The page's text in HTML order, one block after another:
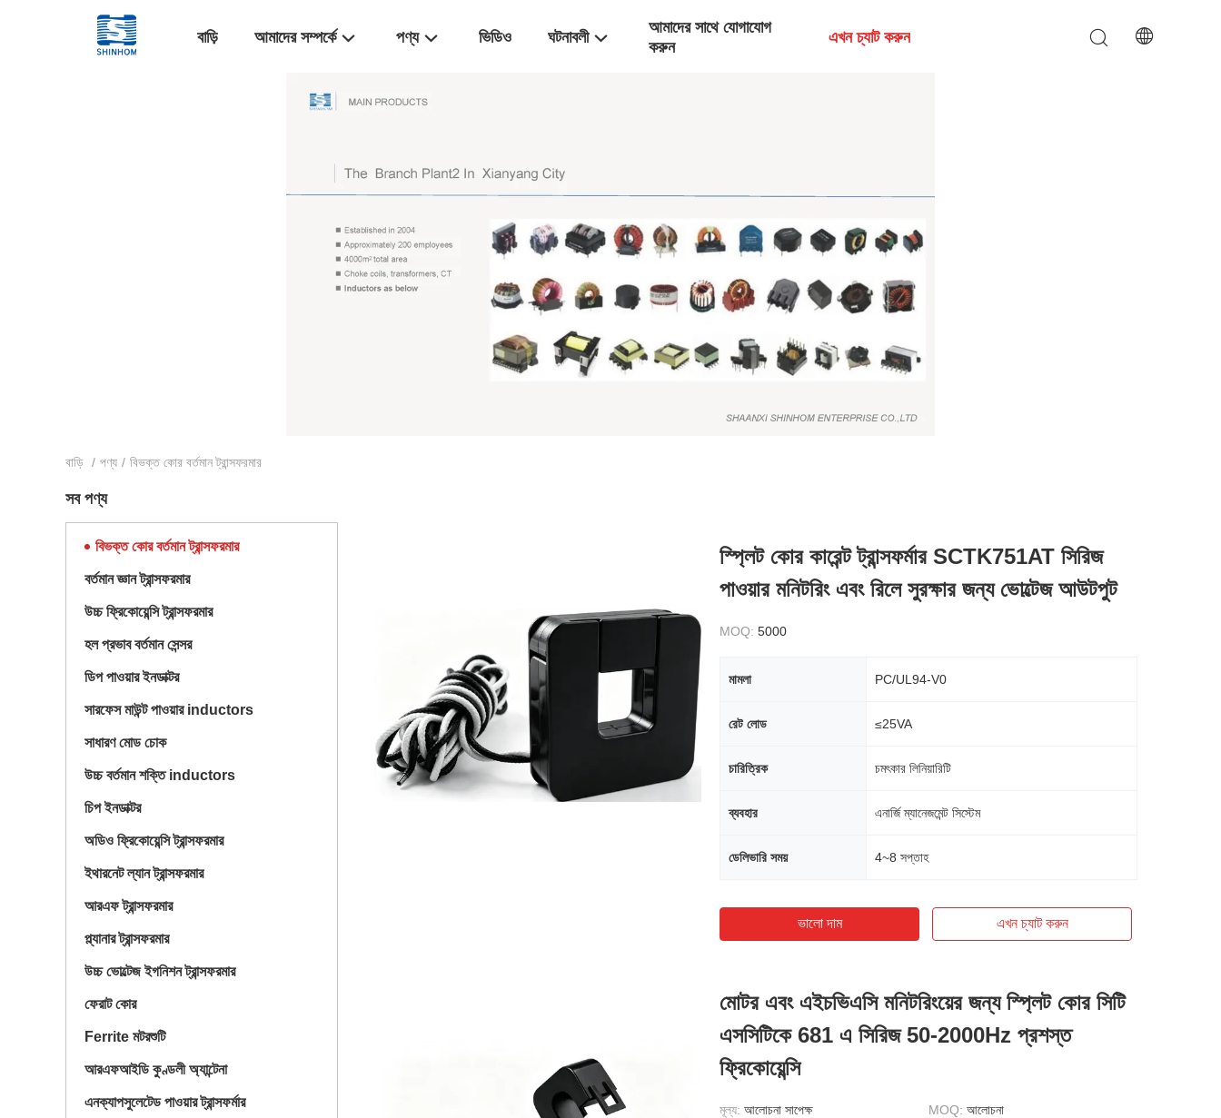
বাড়ি আমাদের সম্পর্কে পণ্য ভিডিও ঘটনাবলী
আমাদের সাথে যোগাযোগ
করুন
এখন চ্যাট করুন
বাড়ি / পণ্য / বিভক্ত কোর বর্তমান ট্রান্সফরমার
সব পণ্য
বিভক্ত কোর বর্তমান ট্রান্সফরমার
বর্তমান জ্ঞান ট্রান্সফরমার
উচ্চ ফ্রিকোয়েন্সি ট্রান্সফরমার
হল প্রভাব বর্তমান সেন্সর
ডিপ পাওয়ার ইনডাক্টর
সারফেস মাউন্ট পাওয়ার inductors
সাধারণ মোড চোক
উচ্চ বর্তমান শক্তি inductors
চিপ ইনডাক্টর
অডিও ফ্রিকোয়েন্সি ট্রান্সফরমার
ইথারনেট ল্যান ট্রান্সফরমার
আরএফ ট্রান্সফরমার
প্ল্যানার ট্রান্সফরমার
উচ্চ ভোল্টেজ ইগনিশন ট্রান্সফরমার
ফেরাট কোর
Ferrite মটরশুটি
আরএফআইডি কুণ্ডলী অ্যান্টেনা
এনক্যাপসুলেটেড পাওয়ার ট্রান্সফর্মার
স্প্লিট কোর কারেন্ট ট্রান্সফর্মার SCTK751AT সিরিজ
পাওয়ার মনিটরিং এবং রিলে সুরক্ষার জন্য ভোল্টেজ আউটপুট
MOQ: 5000
মামলা PC/UL94-V0
রেট লোড ≤25VA
চারিত্রিক চমৎকার লিনিয়ারিটি
ব্যবহার এনার্জি ম্যানেজমেন্ট সিস্টেম
ডেলিভারি সময় 4~8 সপ্তাহ
ভালো দাম এখন চ্যাট করুন
মোটর এবং এইচভিএসি মনিটরিংয়ের জন্য স্প্লিট কোর সিটি
এসসিটিকে 681 এ সিরিজ 50-2000Hz প্রশস্ত
ফ্রিকোয়েন্সি
মূল্য: আলোচনা সাপেক্ষ MOQ: আলোচনা